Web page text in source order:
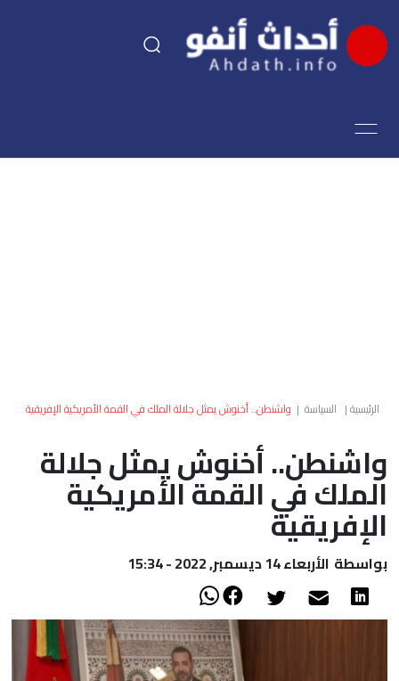
اقتصاد
العالم
أعمدة
الصحراء
الرئيسية| السياسة | واشنطن.. أخنوش يمثل جلالة الملك في القمة الأمريكية الإفريقية
واشنطن.. أخنوش يمثل جلالة
الملك في القمة الأمريكية
الإفريقية
بواسطة الأربعاء 14 ديسمبر, 2022 - 15:34